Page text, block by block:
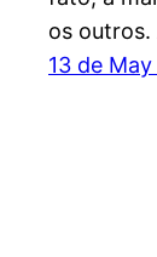
os
13 de